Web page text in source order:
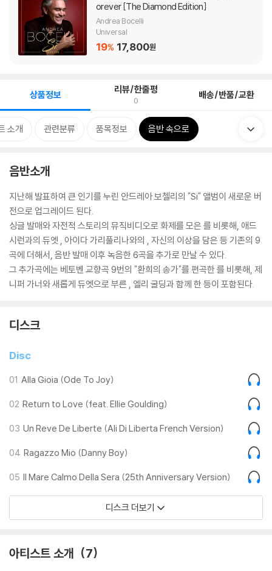
orever [The Diamond Edition]
Andrea Bocelli
Universal
19% 17,800원
상품정보 리뷰/한줄평
0 배송/반품/교환
소개 관련분류 품목정보 음반 속으로
음반소개
지난해 발표하여 큰 인기를 누린 안드레아 보첼리의 "Si" 앨범이 새로운 버
전으로 업그레이드 된다.
싱글 발매와 자전적 스토리의 뮤직비디오로 화제를 모은 를 비롯해, 애드
시런과의 듀엣 , 아이다 가리풀리나와의 , 자신의 이상을 담은 등 기존의 9
곡에 더해서, 음반 발매 이후 녹음한 6곡을 추가로 만날 수 있다.
그 추가곡에는 베토벤 교향곡 9번의 "환희의 송가"를 편곡한 를 비롯해, 제
니퍼 가너와 새롭게 듀엣으로 부른 , 엘리 굴딩과 함께 한 등이 포함된다.
디스크
Disc
01 Alla Gioia (Ode To Joy)
02 Return to Love (feat. Ellie Goulding)
03 Un Reve De Liberte (Ali Di Liberta French Version)
04 Ragazzo Mio (Danny Boy)
05 Il Mare Calmo Della Sera (25th Anniversary Version)
디스크 더보기
아티스트 소개 7